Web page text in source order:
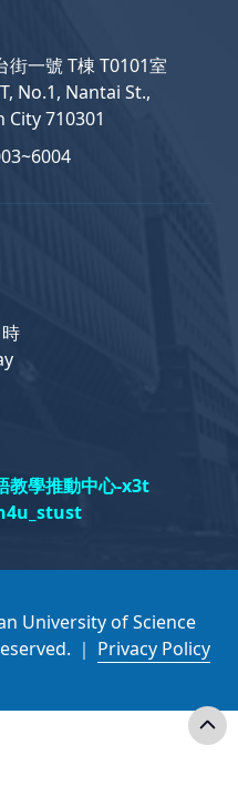
街一號 T棟 T0101室
No.1, Nantai St.,
710301
教學推動中心-x3t
University of Science
｜ Privacy Policy